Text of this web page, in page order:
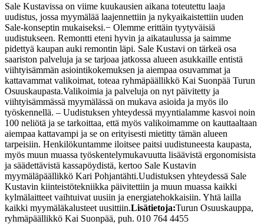
Sale Kustavissa on viime kuukausien aikana toteutettu laaja
uudistus, jossa myymälää laajennettiin ja nykyaikaistettiin uuden
Sale-konseptin mukaiseksi.− Olemme erittäin tyytyväisiä
uudistukseen. Remontti eteni hyvin ja aikataulussa ja saimme
pidettyä kaupan auki remontin läpi. Sale Kustavi on tärkeä osa
saariston palveluja ja se tarjoaa jatkossa alueen asukkaille entistä
viihtyisämmän asiointikokemuksen ja aiempaa osuvammat ja
kattavammat valikoimat, toteaa ryhmäpäällikkö Kai Suonpää Turun
Osuuskaupasta.Valikoimia ja palveluja on nyt päivitetty ja
viihtyisämmässä myymälässä on mukava asioida ja myös ilo
työskennellä. – Uudistuksen yhteydessä myyntialamme kasvoi noin
100 neliötä ja se tarkoittaa, että myös valikoimamme on kauttaaltaan
aiempaa kattavampi ja se on erityisesti mietitty tämän alueen
tarpeisiin. Henkilökuntamme iloitsee paitsi uudistuneesta kaupasta,
myös muun muassa työskentelymukavuutta lisäävistä ergonomisista
ja säädettävistä kassapöydistä, kertoo Sale Kustavin
myymäläpäällikkö Kari Pohjantähti.Uudistuksen yhteydessä Sale
Kustavin kiinteistötekniikka päivitettiin ja muun muassa kaikki
kylmälaitteet vaihtuivat uusiin ja energiatehokkaisiin. Yhtä lailla
kaikki myymäläkalusteet uusittiin.Lisätietoja:Turun Osuuskauppa,
ryhmäpäällikkö Kai Suonpää, puh. 010 764 4455